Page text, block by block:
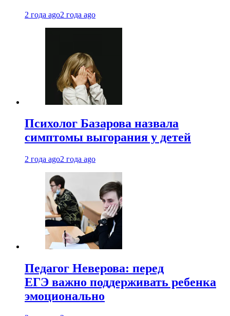
2 года ago2 года ago
Психолог Базарова назвала
симптомы выгорания у детей
2 года ago2 года ago
Педагог Неверова: перед
ЕГЭ важно поддерживать ребенка
эмоционально